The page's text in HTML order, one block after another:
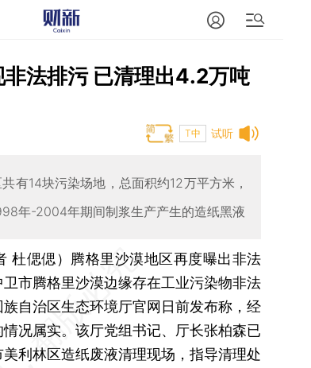
非法排污 已清理出4.2万吨
试听
T中
有14块污染场地，总面积约12万平方米，
年-2004年期间制浆生产产生的造纸黑液
杜偲偲） 腾格里沙漠地区再度曝出非法
市腾格里沙漠边缘存在工业污染物非法
自治区生态环境厅官网日前发布称，经
况属实。该厅党组书记、厅长张柏森已
利林区造纸废液清理现场，指导清理处